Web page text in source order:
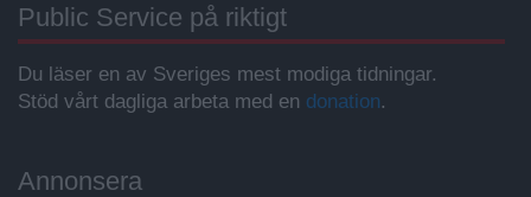
Public Service på riktigt
Du läser en av Sveriges mest modiga tidningar.
Stöd vårt dagliga arbeta med en donation.
Annonsera